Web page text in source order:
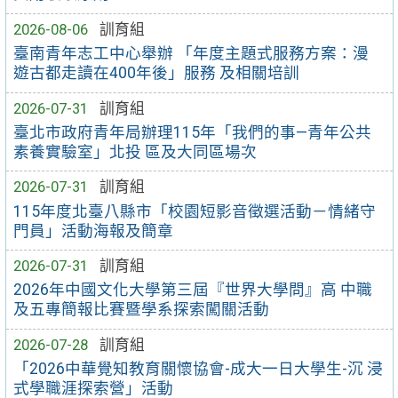
2026-08-06
訓育組
臺南青年志工中心舉辦 「年度主題式服務方案：漫
遊古都走讀在400年後」服務 及相關培訓
2026-07-31
訓育組
臺北市政府青年局辦理115年「我們的事—青年公共
素養實驗室」北投 區及大同區場次
2026-07-31
訓育組
115年度北臺八縣市「校園短影音徵選活動－情緒守
門員」活動海報及簡章
2026-07-31
訓育組
2026年中國文化大學第三屆『世界大學問』高 中職
及五專簡報比賽暨學系探索闖關活動
2026-07-28
訓育組
「2026中華覺知教育關懷協會-成大一日大學生-沉 浸
式學職涯探索營」活動